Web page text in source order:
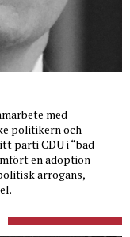
med
politikern och
parti CDU i “bad
en adoption
arrogans,